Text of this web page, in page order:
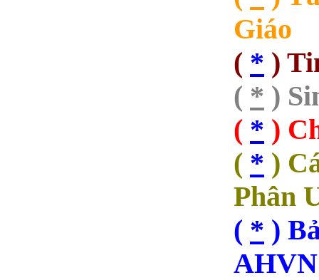
Giáo
( * )
( * )
( * )
( * )
Phân
( * )
AHVN